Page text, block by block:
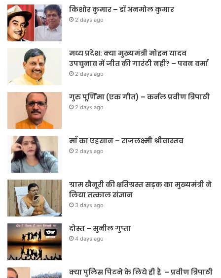
किशोर कुमार – डॉ अनमोल कुमार
2 days ago
मध्य प्रदेश: क्या मुख्यमंत्री मोहन यादव
उपचुनाव में जीत की गारंटी नहीं? – पवन वर्मा
2 days ago
गुरु पूर्णिमा (एक गीत) – कर्नल प्रवीण त्रिपाठी
2 days ago
माँ का एहसान – राजलक्ष्मी श्रीवास्तव
2 days ago
ग्राम खैनूरी की क्षतिग्रस्त सड़क का मुख्यमंत्री ने
लिया तत्काल संज्ञान
3 days ago
दोस्त – सुनील गुप्ता
4 days ago
क्या पुलिस पिटने के लिये ही है – प्रवीण त्रिपाठी